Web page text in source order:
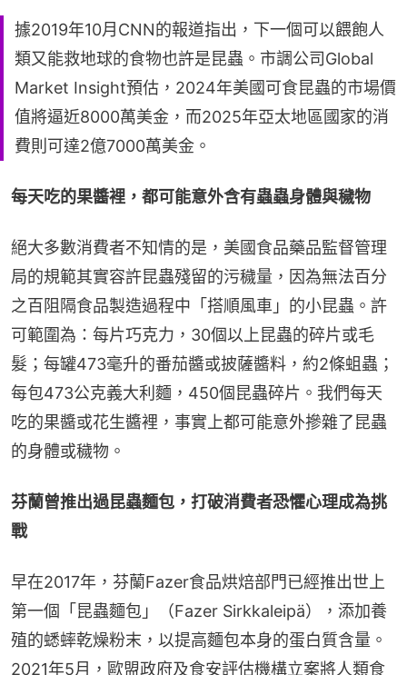
據2019年10月CNN的報道指出，下一個可以餵飽人
類又能救地球的食物也許是昆蟲。市調公司Global
Market Insight預估，2024年美國可食昆蟲的市場價
值將逼近8000萬美金，而2025年亞太地區國家的消
費則可達2億7000萬美金。
每天吃的果醬裡，都可能意外含有蟲蟲身體與穢物
絕大多數消費者不知情的是，美國食品藥品監督管理
局的規範其實容許昆蟲殘留的污穢量，因為無法百分
之百阻隔食品製造過程中「搭順風車」的小昆蟲。許
可範圍為：每片巧克力，30個以上昆蟲的碎片或毛
髮；每罐473毫升的番茄醬或披薩醬料，約2條蛆蟲；
每包473公克義大利麵，450個昆蟲碎片。我們每天
吃的果醬或花生醬裡，事實上都可能意外摻雜了昆蟲
的身體或穢物。
芬蘭曾推出過昆蟲麵包，打破消費者恐懼心理成為挑
戰
早在2017年，芬蘭Fazer食品烘焙部門已經推出世上
第一個「昆蟲麵包」（Fazer Sirkkaleipä），添加養
殖的蟋蟀乾燥粉末，以提高麵包本身的蛋白質含量。
2021年5月，歐盟政府及食安評估機構立案將人類食